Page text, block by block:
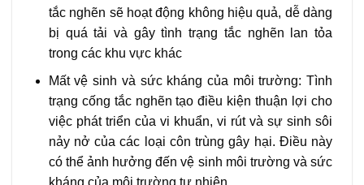
tắc nghẽn sẽ hoạt động không hiệu quả, dễ dàng
bị quá tải và gây tình trạng tắc nghẽn lan tỏa
trong các khu vực khác
Mất vệ sinh và sức kháng của môi trường: Tình
trạng cống tắc nghẽn tạo điều kiện thuận lợi cho
việc phát triển của vi khuẩn, vi rút và sự sinh sôi
nảy nở của các loại côn trùng gây hại. Điều này
có thể ảnh hưởng đến vệ sinh môi trường và sức